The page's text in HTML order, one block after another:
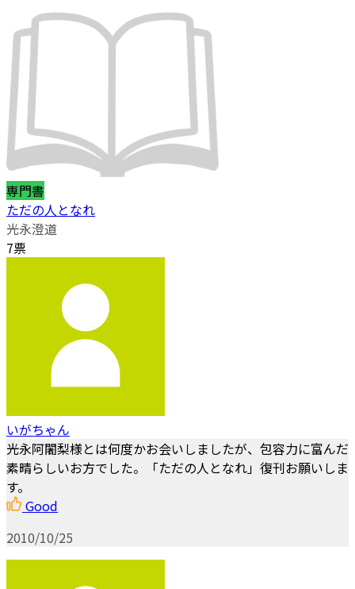
専門書
ただの人となれ
光永澄道
7票
いがちゃん
光永阿闍梨様とは何度かお会いしましたが、包容力に富んだ
素晴らしいお方でした。「ただの人となれ」復刊お願いしま
す。
Good
2010/10/25